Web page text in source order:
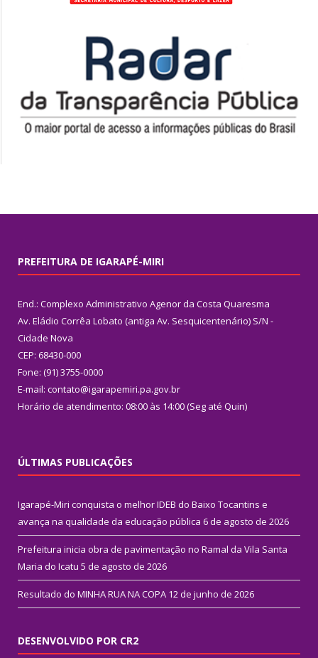
PREFEITURA DE IGARAPÉ-MIRI
End.: Complexo Administrativo Agenor da Costa Quaresma
Av. Eládio Corrêa Lobato (antiga Av. Sesquicentenário) S/N -
Cidade Nova
CEP: 68430-000
Fone: (91) 3755-0000
E-mail: contato@igarapemiri.pa.gov.br
Horário de atendimento: 08:00 às 14:00 (Seg até Quin)
ÚLTIMAS PUBLICAÇÕES
Igarapé-Miri conquista o melhor IDEB do Baixo Tocantins e
avança na qualidade da educação pública 6 de agosto de 2026
Prefeitura inicia obra de pavimentação no Ramal da Vila Santa
Maria do Icatu 5 de agosto de 2026
Resultado do MINHA RUA NA COPA 12 de junho de 2026
DESENVOLVIDO POR CR2